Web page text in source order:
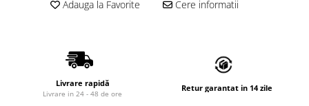
Adauga la Favorite Cere informatii
Livrare rapidă
Livrare in 24 - 48 de ore
Retur garantat in 14 zile